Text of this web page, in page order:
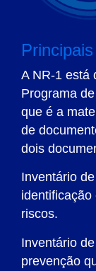
A NR-1 está
Programa
que é a
de
dois
Inventário
riscos.
Inventário
prevenção